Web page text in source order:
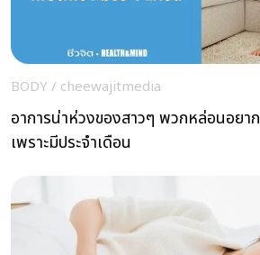
BODY / cheewajitmedia
อาการน่าห่วงของสาวๆ พวกหล่อนอยา
เพราะมีประจำเดือน